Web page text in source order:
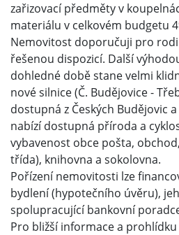
zařizovací předměty v
materiálu v celkovém budgetu
Nemovitost doporučuji pro
řešenou dispozicí. Další
dohledné době stane velmi
nové silnice (Č. Budějovice -
dostupná z Českých Budějovic
nabízí dostupná příroda a
vybavenost obce pošta,
třída), knihovna a sokolovna.
Pořízení nemovitosti lze
bydlení (hypotečního úvěru),
spolupracující bankovní
Pro bližší informace a